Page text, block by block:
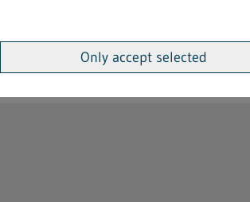
[PDF; nicht barrierefrei]
Only accept selected